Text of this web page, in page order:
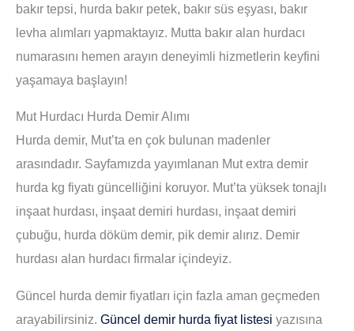
bakır tepsi, hurda bakır petek, bakır süs eşyası, bakır
levha alımları yapmaktayız. Mutta bakır alan hurdacı
numarasını hemen arayın deneyimli hizmetlerin keyfini
yaşamaya başlayın!
Mut Hurdacı Hurda Demir Alımı
Hurda demir, Mut’ta en çok bulunan madenler
arasındadır. Sayfamızda yayımlanan Mut extra demir
hurda kg fiyatı güncelliğini koruyor. Mut’ta yüksek tonajlı
inşaat hurdası, inşaat demiri hurdası, inşaat demiri
çubuğu, hurda döküm demir, pik demir alırız. Demir
hurdası alan hurdacı firmalar içindeyiz.
Güncel hurda demir fiyatları için fazla aman geçmeden
arayabilirsiniz. Güncel demir hurda fiyat listesi yazısına